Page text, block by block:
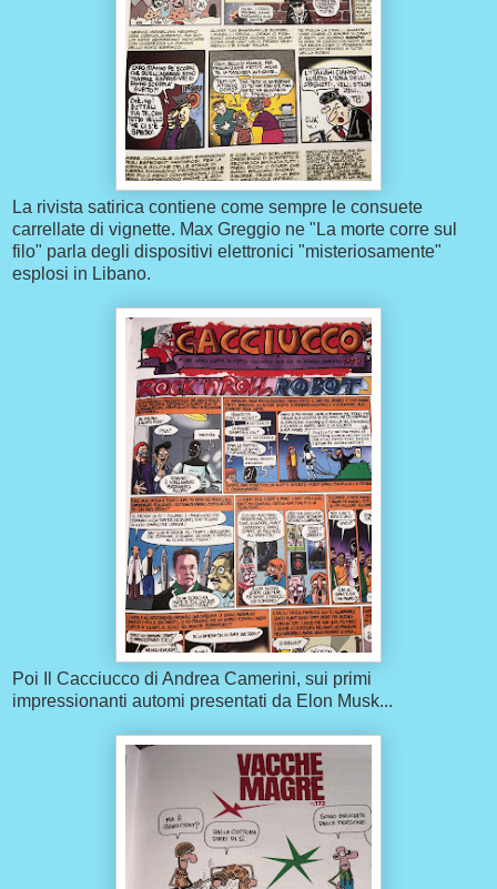
La rivista satirica contiene come sempre le consuete
carrellate di vignette. Max Greggio ne "La morte corre sul
filo" parla degli dispositivi elettronici "misteriosamente"
esplosi in Libano.
Poi Il Cacciucco di Andrea Camerini, sui primi
impressionanti automi presentati da Elon Musk...